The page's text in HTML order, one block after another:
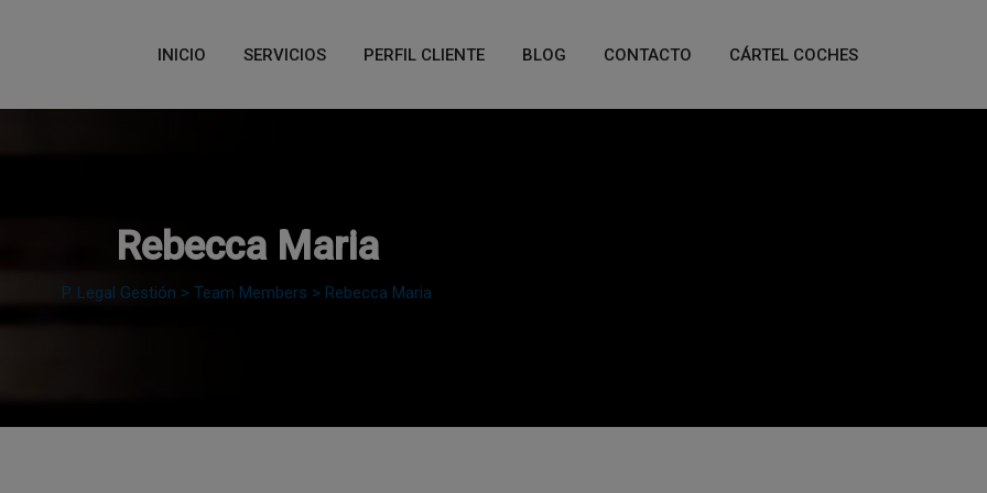
INICIO SERVICIOS PERFIL CLIENTE BLOG CONTACTO CÁRTEL COCHES
Rebecca Maria
P. Legal Gestión > Team Members > Rebecca Maria